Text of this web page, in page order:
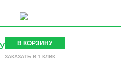
В КОРЗИНУ
ЗАКАЗАТЬ В 1 КЛИК